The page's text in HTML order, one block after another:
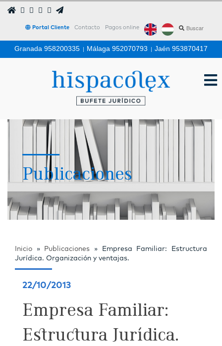
Portal Cliente Contacto Pagos online
Granada 958200335 | Málaga 952070793 | Jaén 953870417
Publicaciones
Inicio » Publicaciones »
Empresa Familiar: Estructura
Jurídica. Organización y ventajas.
22/10/2013
Empresa Familiar:
Estructura Jurídica.